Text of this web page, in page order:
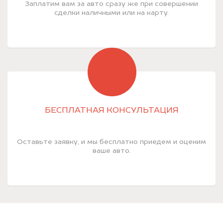
Заплатим вам за авто сразу же при совершении
сделки наличными или на карту.
БЕСПЛАТНАЯ КОНСУЛЬТАЦИЯ
Оставьте заявку, и мы бесплатно приедем и оценим
ваше авто.